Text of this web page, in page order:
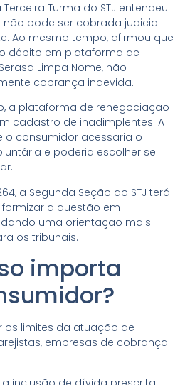
Turma do STJ entendeu
pode ser cobrada judicial
Ao mesmo tempo, afirmou que
débito em plataforma de
Limpa Nome, não
cobrança indevida.
a plataforma de renegociação
cadastro de inadimplentes. A
o consumidor acessaria o
e poderia escolher se
a Segunda Seção do STJ terá
a questão em
uma orientação mais
os tribunais.
importa
os limites da atuação de
empresas de cobrança